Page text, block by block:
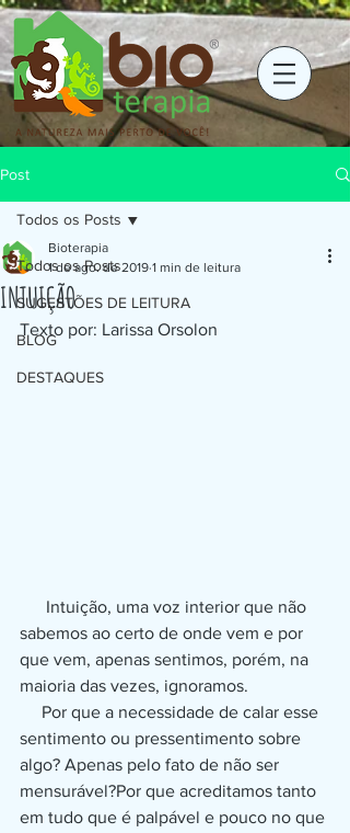
Post
Todos os Posts
SUGESTÕES DE LEITURA
BLOG
DESTAQUES
Todos os Posts
INTUIÇÃO
Bioterapia
1 de ago. de 2019 1 min de leitura
Texto por: Larissa Orsolon
sabemos ao certo de onde vem e por
que vem, apenas sentimos, porém, na
maioria das vezes, ignoramos.
sentimento ou pressentimento sobre
algo? Apenas pelo fato de não ser
mensurável?Por que acreditamos tanto
em tudo que é palpável e pouco no que